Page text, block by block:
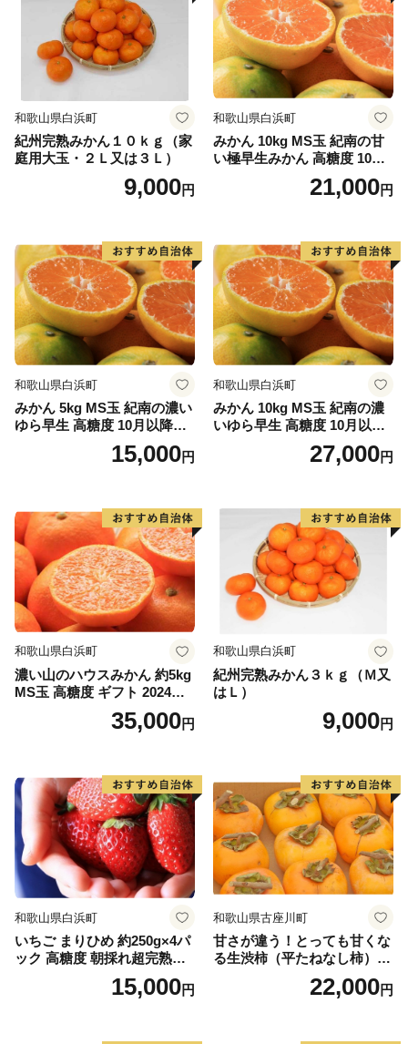
和歌山県白浜町
紀州完熟みかん１０ｋｇ（家
庭用大玉・２Ｌ又は３Ｌ）
9,000円
和歌山県白浜町
みかん 10kg MS玉 紀南の甘
い極早生みかん 高糖度 10月
以降発送 マルチ被覆栽培
21,000円
和歌山県白浜町
みかん 5kg MS玉 紀南の濃い
ゆら早生 高糖度 10月以降発
送 マルチ被覆栽培15,000円
和歌山県白浜町
みかん 10kg MS玉 紀南の濃
いゆら早生 高糖度 10月以降
発送 マルチ被覆栽培27,000円
和歌山県白浜町
濃い山のハウスみかん 約5kg
MS玉 高糖度 ギフト 2024年7
35,000円
和歌山県白浜町
紀州完熟みかん３ｋｇ（Ｍ又
はＬ）
9,000円
和歌山県白浜町
いちご まりひめ 約250g×4パ
ック 高糖度 朝採れ超完熟ま
りひめ 1月以降発送分
15,000円
和歌山県古座川町
甘さが違う！とっても甘くな
る生渋柿（平たねなし柿）吊
ップ付約4.5～5kg 約24～30
22,000円